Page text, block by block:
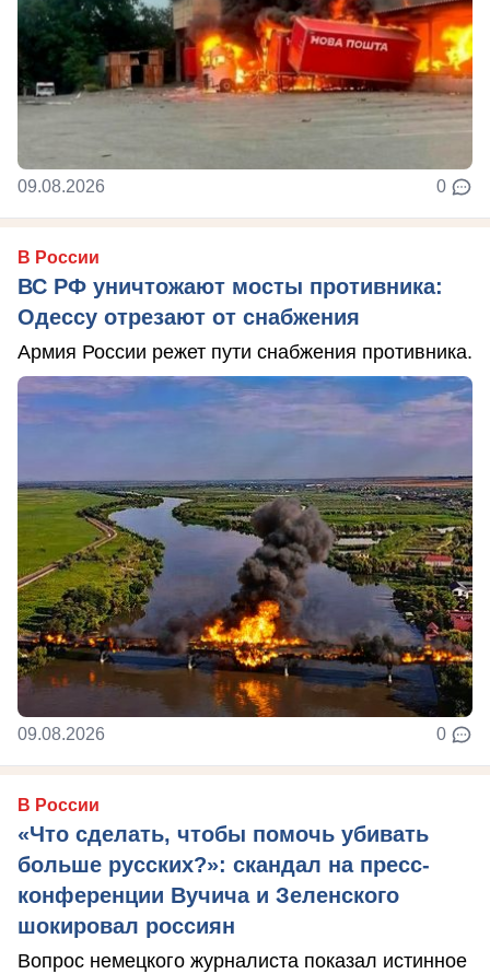
09.08.2026 0
В России
ВС РФ уничтожают мосты противника:
Одессу отрезают от снабжения
Армия России режет пути снабжения противника.
09.08.2026 0
В России
«Что сделать, чтобы помочь убивать
больше русских?»: скандал на пресс-
конференции Вучича и Зеленского
шокировал россиян
Вопрос немецкого журналиста показал истинное